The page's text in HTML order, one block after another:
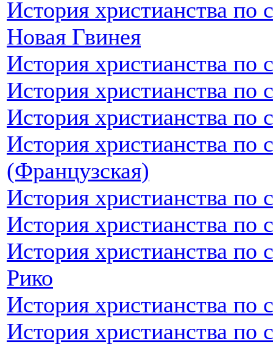
История христианства по
Новая Гвинея
История христианства по
История христианства по
История христианства по
История христианства по
(Французская)
История христианства
История христианства по
История христианства по
Рико
История христианства
История христианства по